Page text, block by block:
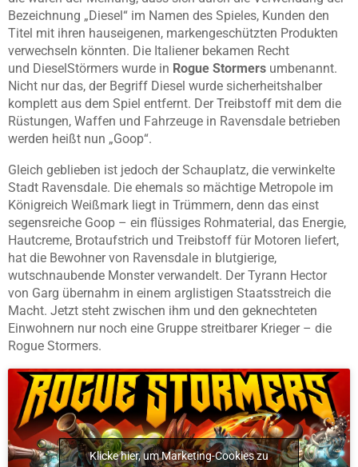
Bezeichnung „Diesel“ im Namen des Spieles, Kunden den
Titel mit ihren hauseigenen, markengeschützten Produkten
verwechseln könnten. Die Italiener bekamen Recht
und DieselStörmers wurde in Rogue Stormers umbenannt.
Nicht nur das, der Begriff Diesel wurde sicherheitshalber
komplett aus dem Spiel entfernt. Der Treibstoff mit dem die
Rüstungen, Waffen und Fahrzeuge in Ravensdale betrieben
werden heißt nun „Goop“.
Gleich geblieben ist jedoch der Schauplatz, die verwinkelte
Stadt Ravensdale. Die ehemals so mächtige Metropole im
Königreich Weißmark liegt in Trümmern, denn das einst
segensreiche Goop – ein flüssiges Rohmaterial, das Energie,
Hautcreme, Brotaufstrich und Treibstoff für Motoren liefert,
hat die Bewohner von Ravensdale in blutgierige,
wutschnaubende Monster verwandelt. Der Tyrann Hector
von Garg übernahm in einem arglistigen Staatsstreich die
Macht. Jetzt steht zwischen ihm und den geknechteten
Einwohnern nur noch eine Gruppe streitbarer Krieger – die
Rogue Stormers.
Klicke hier, um Marketing-Cookies zu